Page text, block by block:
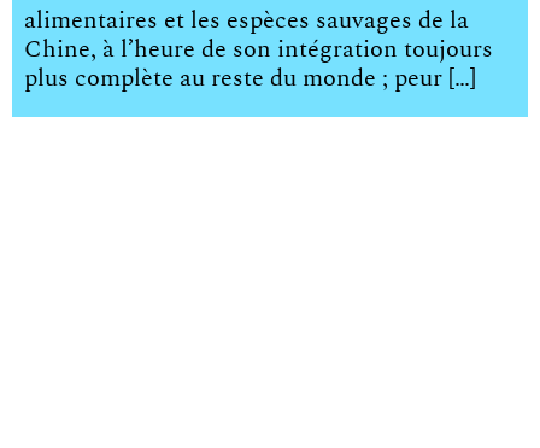
alimentaires et les espèces sauvages de la
Chine, à l’heure de son intégration toujours
plus complète au reste du monde ; peur […]